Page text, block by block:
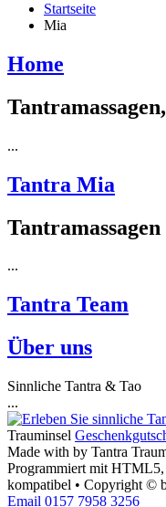
Startseite
Mia
Home
...
Tantra Mia
Tantramassagen
...
Tantra Team
Über uns
Sinnliche Tantra & Tao
...
Trauminsel
Made with by Tantra
Programmiert mit
kompatibel • Copyright ©
Email 0157 7958 3256